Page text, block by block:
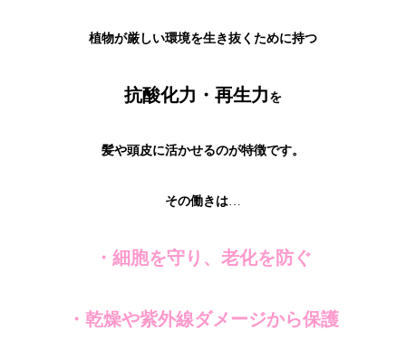
植物が厳しい環境を生き抜くために持つ
抗酸化力・再生力 を
髪や頭皮に活かせるのが特徴です。
その働きは…
・細胞を守り、老化を防ぐ
・乾燥や紫外線ダメージから保護